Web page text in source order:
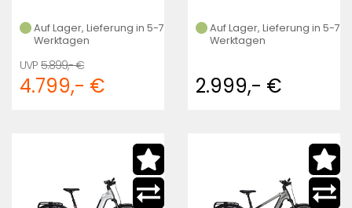
Auf Lager, Lieferung in 5-7
Werktagen
5.899,- €
4.799,- €
Auf Lager, Lieferung in 5-7
Werktagen
2.999,- €